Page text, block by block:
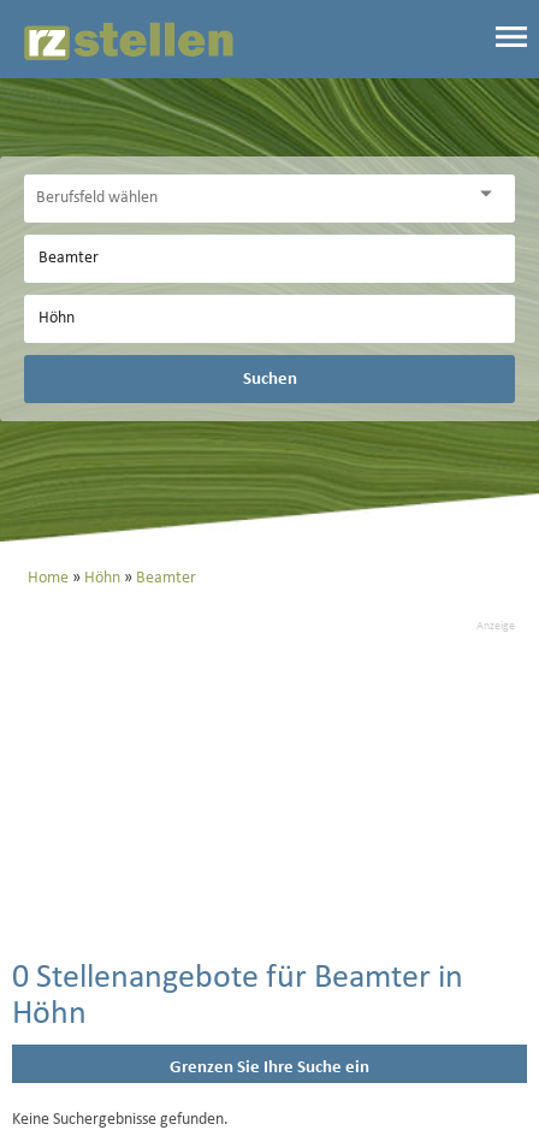
Suchen
Home Höhn Beamter
Anzeige
0 Stellenangebote für Beamter in
Höhn
Grenzen Sie Ihre Suche ein
Keine Suchergebnisse gefunden.